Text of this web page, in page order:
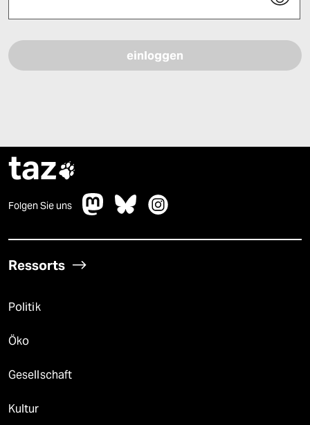
taz
Folgen Sie uns
Ressorts
Politik
Öko
Gesellschaft
Kultur